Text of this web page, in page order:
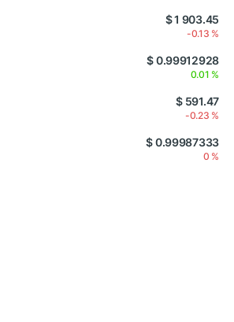
$ 1 903.45
-0.13 %
$ 0.99912928
0.01 %
$ 591.47
-0.23 %
$ 0.99987333
0 %